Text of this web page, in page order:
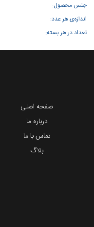
جنس محصول:
اندازه‌ی هر عدد:
تعداد در هر بسته:
صفحه اصلی
درباره ما
تماس با ما
بلاگ